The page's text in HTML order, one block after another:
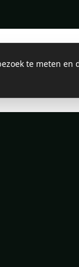
te meten